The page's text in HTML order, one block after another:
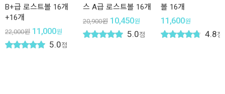
B+급 로스트볼 16개
+16개
22,000원 11,000원
5.0점
스 A급 로스트볼 16개
20,900원 10,450원
5.0점
볼 16개
11,600원
4.8점